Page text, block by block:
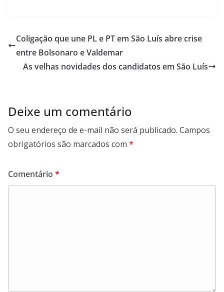
s
A
p
er b
o
o
gr
a
m
l l e
Coligação que une PL e PT em São Luís abre crise
entre Bolsonaro e Valdemar
As velhas novidades dos candidatos em São Luís
Deixe um comentário
O seu endereço de e-mail não será publicado. Campos
obrigatórios são marcados com *
Comentário *